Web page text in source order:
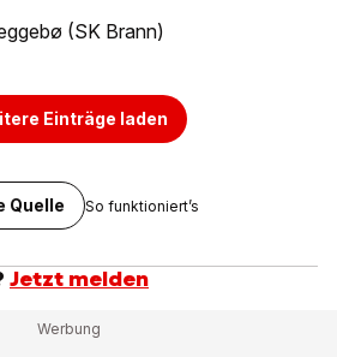
(SK Brann)
Einträge laden
Quelle So funktioniert’s
Jetzt melden